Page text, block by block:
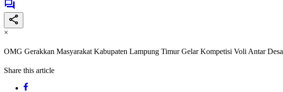
×
OMG Gerakkan Masyarakat Kabupaten Lampung Timur Gelar Kompetisi Voli Antar Desa
Share this article